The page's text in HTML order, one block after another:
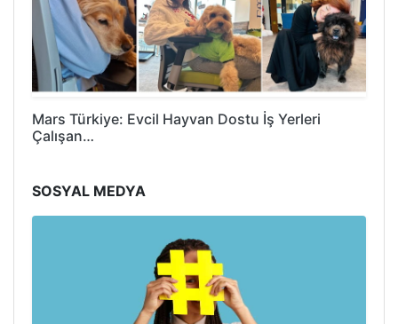
Mars Türkiye: Evcil Hayvan Dostu İş Yerleri
Çalışan…
SOSYAL MEDYA